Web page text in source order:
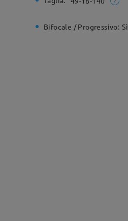
Bifocale / Progressivo: Sì